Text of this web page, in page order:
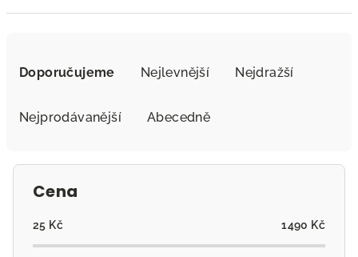
Doporučujeme Nejlevnější Nejdražší
Nejprodávanější Abecedně
Cena
25 Kč 1490 Kč